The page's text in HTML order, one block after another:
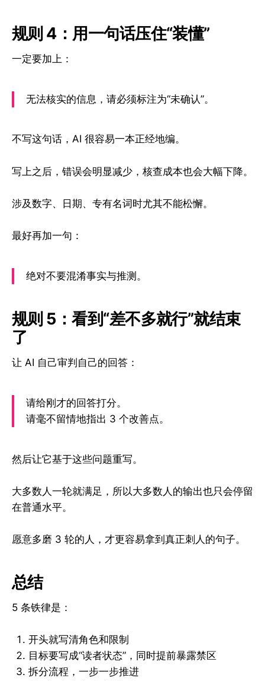
规则 4：用一句话压住“装懂”
一定要加上：
无法核实的信息，请必须标注为“未确认”。
不写这句话，AI 很容易一本正经地编。
写上之后，错误会明显减少，核查成本也会大幅下降。
涉及数字、日期、专有名词时尤其不能松懈。
最好再加一句：
绝对不要混淆事实与推测。
规则 5：看到“差不多就行”就结束
了
让 AI 自己审判自己的回答：
请给刚才的回答打分。
请毫不留情地指出 3 个改善点。
然后让它基于这些问题重写。
大多数人一轮就满足，所以大多数人的输出也只会停留
在普通水平。
愿意多磨 3 轮的人，才更容易拿到真正刺人的句子。
总结
5 条铁律是：
开头就写清角色和限制
目标要写成“读者状态”，同时提前暴露禁区
拆分流程，一步一步推进